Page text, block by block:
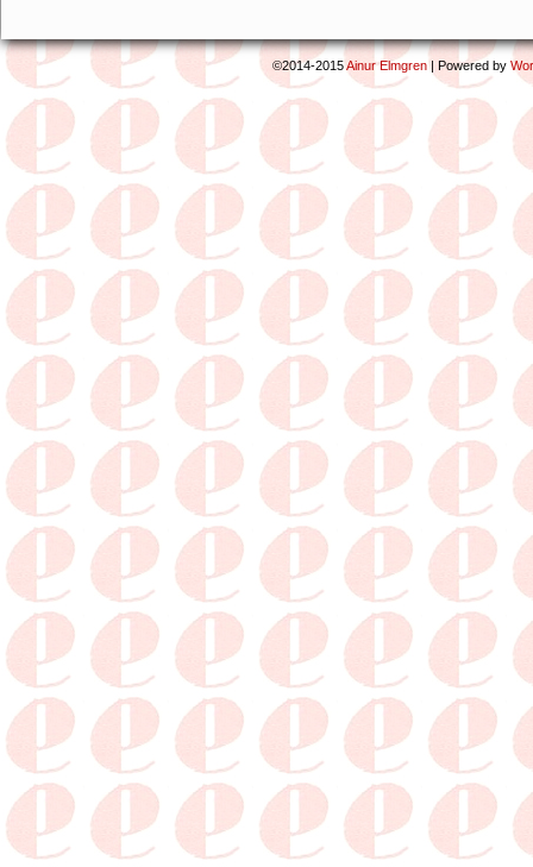
©2014-2015Ainur Elmgren | Powered by